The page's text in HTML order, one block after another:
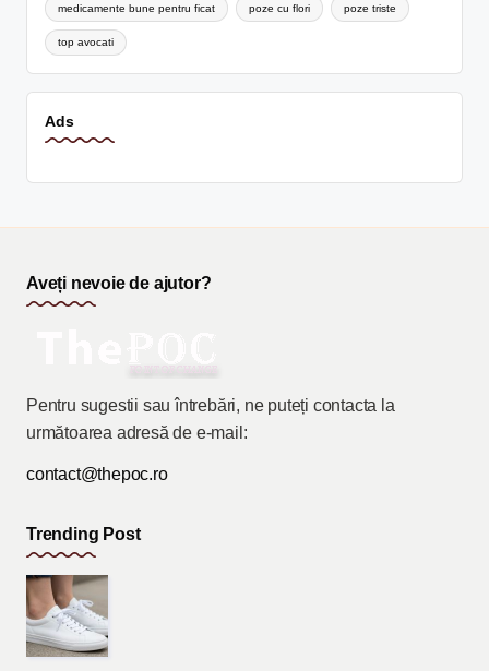
medicamente bune pentru ficat poze cu flori poze triste
top avocati
Ads
Aveți nevoie de ajutor?
Pentru sugestii sau întrebări, ne puteți contacta la
următoarea adresă de e-mail:
contact@thepoc.ro
Trending Post